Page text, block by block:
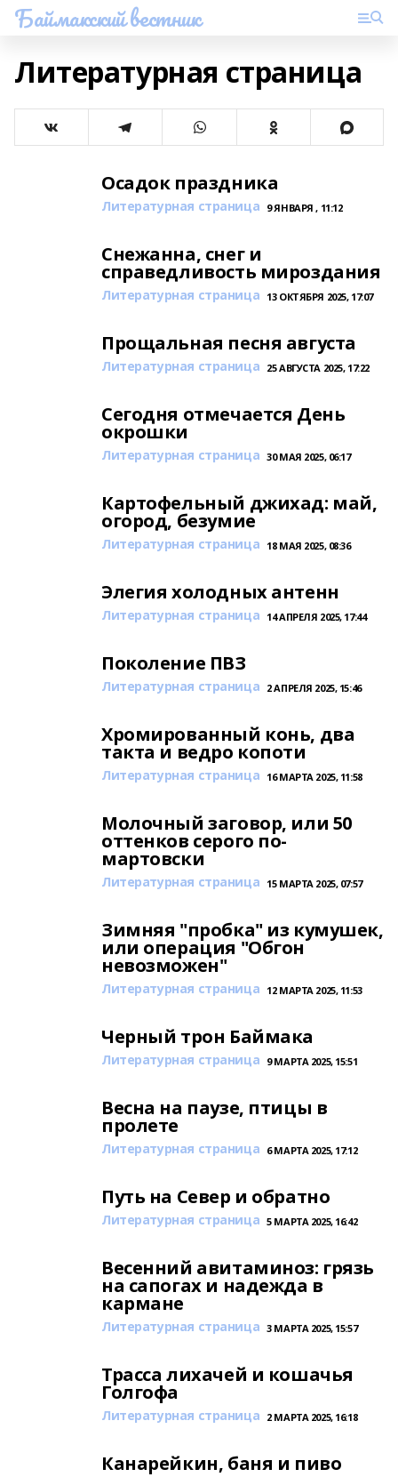
Баймакский вестник
Литературная страница
Осадок праздника
Литературная страница 9 ЯНВАРЯ , 11:12
Снежанна, снег и
справедливость мироздания
Литературная страница 13 ОКТЯБРЯ 2025, 17:07
Прощальная песня августа
Литературная страница 25 АВГУСТА 2025, 17:22
Сегодня отмечается День
окрошки
Литературная страница 30 МАЯ 2025, 06:17
Картофельный джихад: май,
огород, безумие
Литературная страница 18 МАЯ 2025, 08:36
Элегия холодных антенн
Литературная страница 14 АПРЕЛЯ 2025, 17:44
Поколение ПВЗ
Литературная страница 2 АПРЕЛЯ 2025, 15:46
Хромированный конь, два
такта и ведро копоти
Литературная страница 16 МАРТА 2025, 11:58
Молочный заговор, или 50
оттенков серого по-
мартовски
Литературная страница 15 МАРТА 2025, 07:57
Зимняя "пробка" из кумушек,
или операция "Обгон
невозможен"
Литературная страница 12 МАРТА 2025, 11:53
Черный трон Баймака
Литературная страница 9 МАРТА 2025, 15:51
Весна на паузе, птицы в
пролете
Литературная страница 6 МАРТА 2025, 17:12
Путь на Север и обратно
Литературная страница 5 МАРТА 2025, 16:42
Весенний авитаминоз: грязь
на сапогах и надежда в
кармане
Литературная страница 3 МАРТА 2025, 15:57
Трасса лихачей и кошачья
Голгофа
Литературная страница 2 МАРТА 2025, 16:18
Канарейкин, баня и пиво